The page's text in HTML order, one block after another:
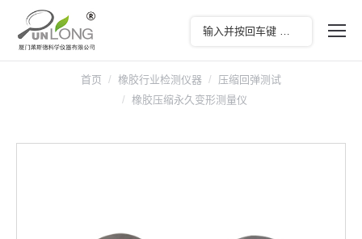
首页 橡胶行业检测仪器
压缩回弹测试
橡胶压缩永久变形测量仪